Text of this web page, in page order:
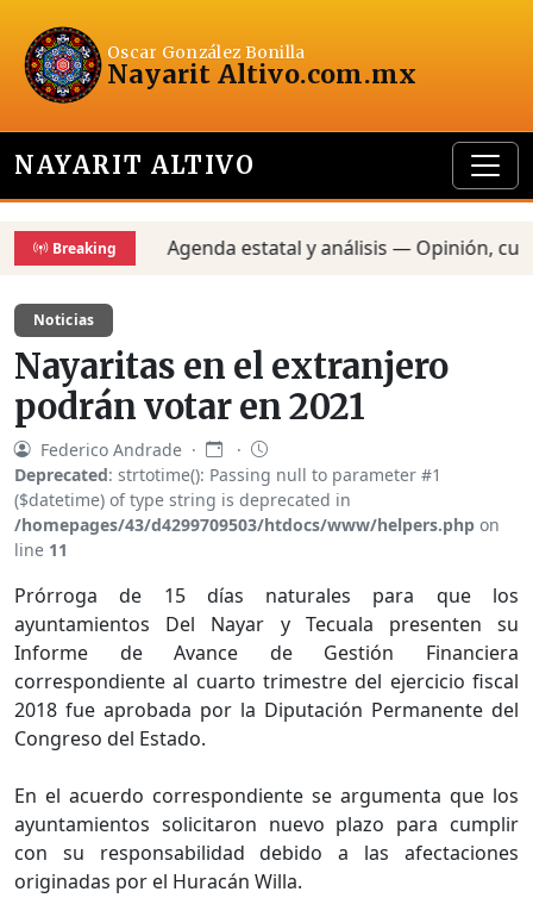
Oscar González Bonilla
Nayarit Altivo.com.mx
NAYARIT ALTIVO
Breaking Agenda estatal y análisis — Opinión,
Noticias
Nayaritas en el extranjero
podrán votar en 2021
Federico Andrade ·
·
Deprecated: strtotime(): Passing null to parameter #1
($datetime) of type string is deprecated in
/homepages/43/d4299709503/htdocs/www/helpers.php on
line 11
Prórroga de 15 días naturales para que los
ayuntamientos Del Nayar y Tecuala presenten su
Informe de Avance de Gestión Financiera
correspondiente al cuarto trimestre del ejercicio fiscal
2018 fue aprobada por la Diputación Permanente del
Congreso del Estado.
En el acuerdo correspondiente se argumenta que los
ayuntamientos solicitaron nuevo plazo para cumplir
con su responsabilidad debido a las afectaciones
originadas por el Huracán Willa.